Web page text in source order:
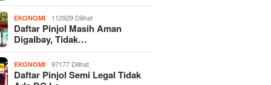
EKONOMI 112929 Dilihat
Daftar Pinjol Masih Aman
Digalbay, Tidak…
EKONOMI 97177 Dilihat
Daftar Pinjol Semi Legal Tidak